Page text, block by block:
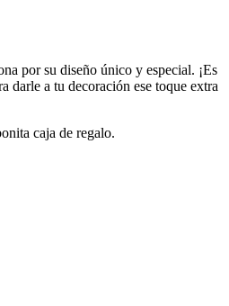
por su diseño único y especial. ¡Es
darle a tu decoración ese toque extra
caja de regalo.